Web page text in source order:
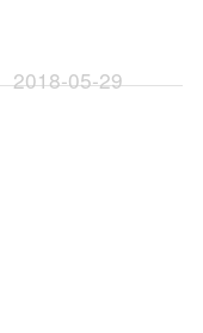
2018-05-29